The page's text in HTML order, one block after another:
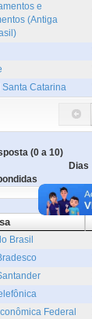
e
(Antiga
Santa Catarina
(0 a 10)
Dias
Brasil
Federal